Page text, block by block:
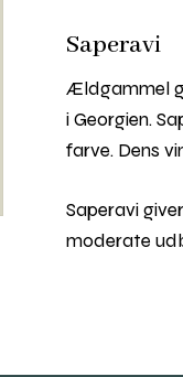
Saperavi
Ældgammel
i Georgien.
farve. Dens
Saperavi
moderate